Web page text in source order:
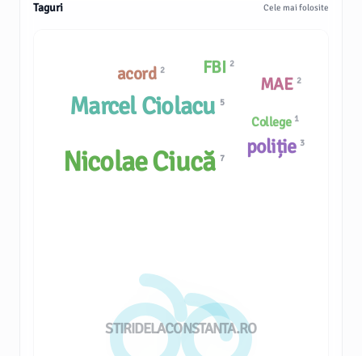
Taguri Cele mai folosite
STIRIDELACONSTANTA.RO
acord 2 FBI 2
College 1
MAE 2
poliție 3
Marcel Ciolacu 5
Nicolae Ciucă7